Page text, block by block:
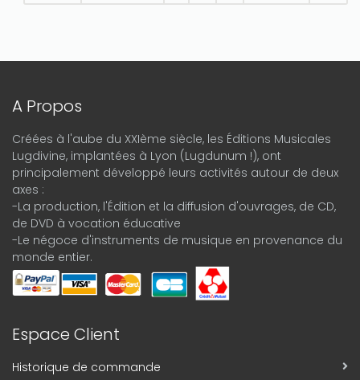
A Propos
Créées à l'aube du XXIème siècle, les Éditions Musicales
Lugdivine, implantées à Lyon (Lugdunum !), ont
principalement développé leurs activités autour de deux
axes :
-La production, l'Édition et la diffusion d'ouvrages, de CD,
de DVD à vocation éducative
-Le négoce d'instruments de musique en provenance du
monde entier.
Espace Client
Historique de commande